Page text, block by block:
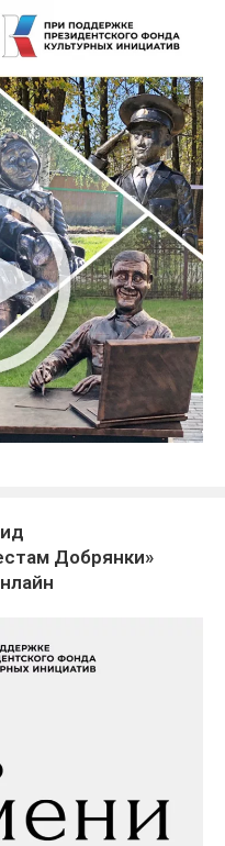
Добрянки»